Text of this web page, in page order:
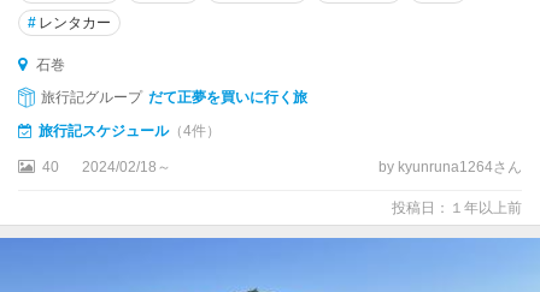
# レンタカー
石巻
旅行記グループ だて正夢を買いに行く旅
旅行記スケジュール（4件）
40 2024/02/18～ by kyunruna1264さん
投稿日：１年以上前